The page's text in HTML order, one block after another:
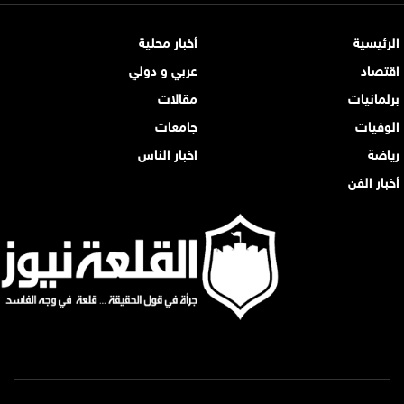
الرئيسية
أخبار محلية
اقتصاد
عربي و دولي
برلمانيات
مقالات
الوفيات
جامعات
رياضة
اخبار الناس
أخبار الفن